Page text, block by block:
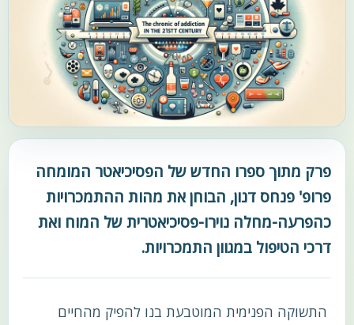
פרק מתוך ספרו החדש של הפסיכיאטר המומחה
פרופ' פנחס דנון, הבוחן את מהות ההתמכרויות
כהפרעה-מחלה נוירו-פסיכיאטרית של המוח ואת
דרכי הטיפול במגוון התמכרויות.
התשוקה הפנימית המוטבעת בנו להפיק מהחיים